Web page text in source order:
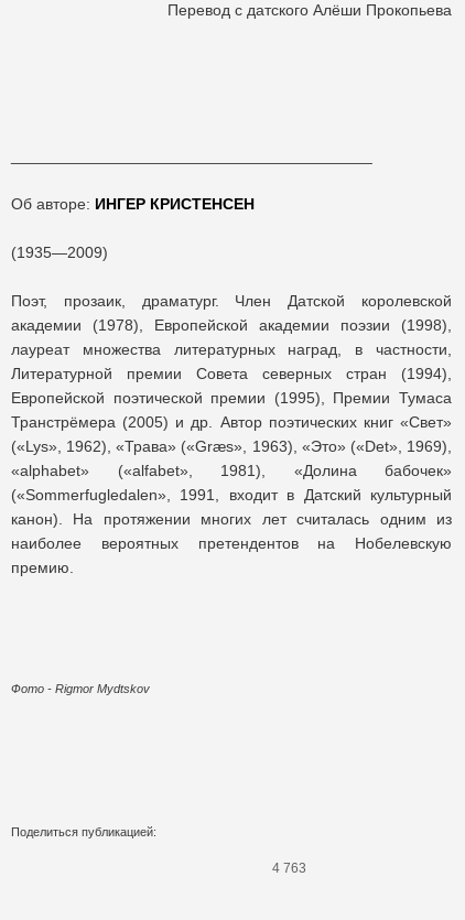
Перевод с датского Алёши Прокопьева
Об авторе: ИНГЕР КРИСТЕНСЕН
(1935—2009)
Поэт, прозаик, драматург. Член Датской королевской
академии (1978), Европейской академии поэзии (1998),
лауреат множества литературных наград, в частности,
Литературной премии Совета северных стран (1994),
Европейской поэтической премии (1995), Премии Тумаса
Транстрёмера (2005) и др. Автор поэтических книг «Свет»
(«Lys», 1962), «Трава» («Græs», 1963), «Это» («Det», 1969),
«alphabet» («alfabet», 1981), «Долина бабочек»
(«Sommerfugledalen», 1991, входит в Датский культурный
канон). На протяжении многих лет считалась одним из
наиболее вероятных претендентов на Нобелевскую
премию.
Фото - Rigmor Mydtskov
Поделиться публикацией:
4 763